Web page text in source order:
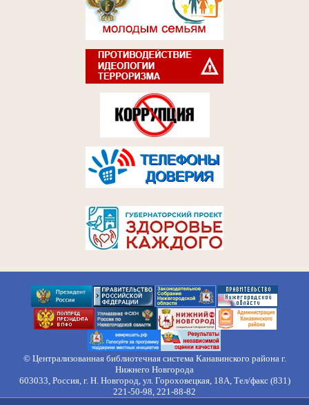
© Централизованная библиотечная система Канавинского района г.
Нижнего Новгорода
603033, Россия, г. Н. Новгород, ул. Гороховецкая, 18А, Тел/факс (831)
221-50-98, 221-88-82